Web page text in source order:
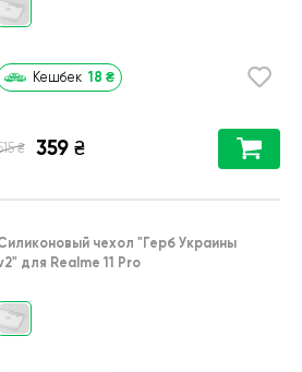
Кешбек 18 ₴
₴ 359 ₴
чехол "Герб Украины
для Realme 11 Pro